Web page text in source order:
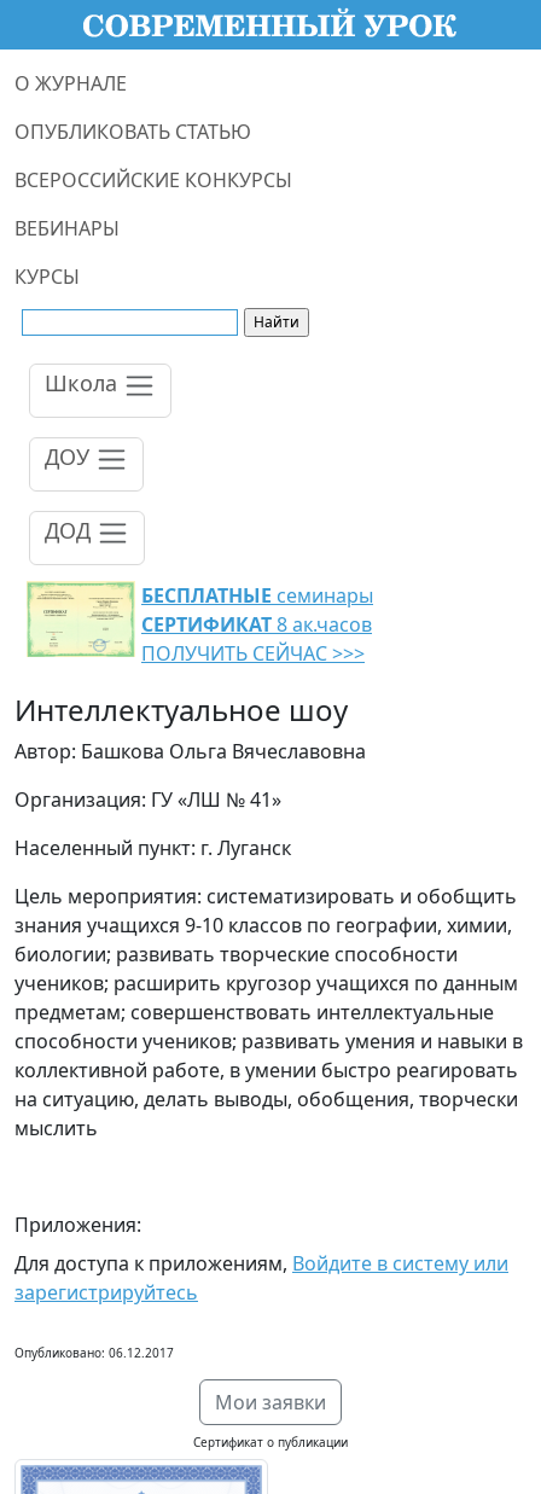
О ЖУРНАЛЕ
ОПУБЛИКОВАТЬ СТАТЬЮ
ВСЕРОССИЙСКИЕ КОНКУРСЫ
ВЕБИНАРЫ
КУРСЫ
Школа
ДОУ
ДОД
БЕСПЛАТНЫЕ семинары
СЕРТИФИКАТ8 ак.часов
ПОЛУЧИТЬ СЕЙЧАС >>>
Интеллектуальное шоу
Автор: Башкова Ольга Вячеславовна
Организация: ГУ «ЛШ № 41»
Населенный пункт: г. Луганск
Цель мероприятия: систематизировать и обобщить
знания учащихся 9-10 классов по географии, химии,
биологии; развивать творческие способности
учеников; расширить кругозор учащихся по данным
предметам; совершенствовать интеллектуальные
способности учеников; развивать умения и навыки в
коллективной работе, в умении быстро реагировать
на ситуацию, делать выводы, обобщения, творчески
мыслить
Приложения:
Для доступа к приложениям, Войдите в систему или
зарегистрируйтесь
Опубликовано: 06.12.2017
Мои заявки
Сертификат о публикации